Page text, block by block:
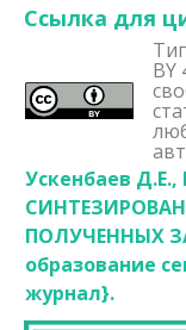
Ссылка для
BY
Ускенбаев
ПОЛУЧЕННЫХ
образование
журнал}.